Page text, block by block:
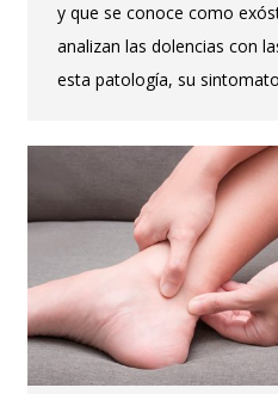
y que se conoce como
analizan las dolencias con
esta patología, su